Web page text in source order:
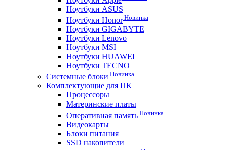
Ноутбуки ASUS
Ноутбуки HonorНовинка
Ноутбуки GIGABYTE
Ноутбуки Lenovo
Ноутбуки MSI
Ноутбуки HUAWEI
Ноутбуки TECNO
Системные блоки Новинка
Комплектующие для ПК
Процессоры
Материнские платы
Оперативная память Новинка
Видеокарты
Блоки питания
SSD накопители